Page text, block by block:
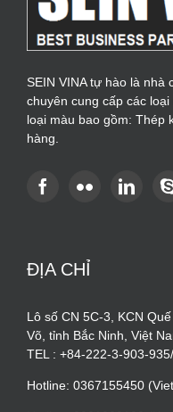
SEIN VINA tự hào là nhà
chuyên cung cấp các
loại màu bao gồm: Thép
hàng.
ĐỊA CHỈ
Lô số CN 5C-3, KCN
Võ, tỉnh Bắc Ninh, Việt
TEL : +84-222-3-903-
Hotline: 0367155450